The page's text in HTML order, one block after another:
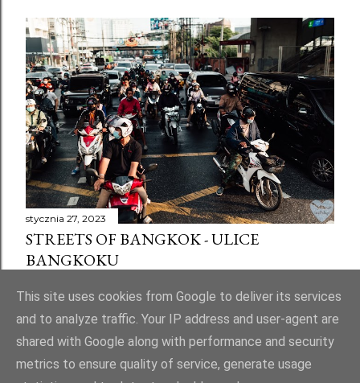
stycznia 27, 2023
STREETS OF BANGKOK - ULICE
BANGKOKU
4 komentarze
This site uses cookies from Google to deliver its services
and to analyze traffic. Your IP address and user-agent are
shared with Google along with performance and security
metrics to ensure quality of service, generate usage